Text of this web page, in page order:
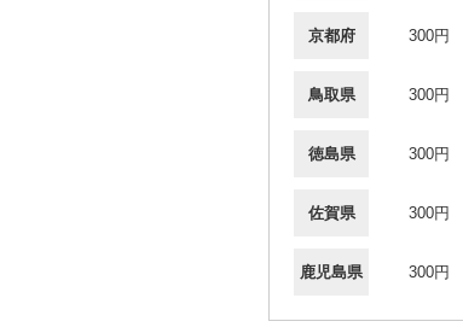
京都府 300円
鳥取県 300円
徳島県 300円
佐賀県 300円
鹿児島県 300円